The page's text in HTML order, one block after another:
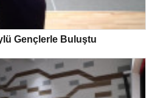
Gençlerle Buluştu